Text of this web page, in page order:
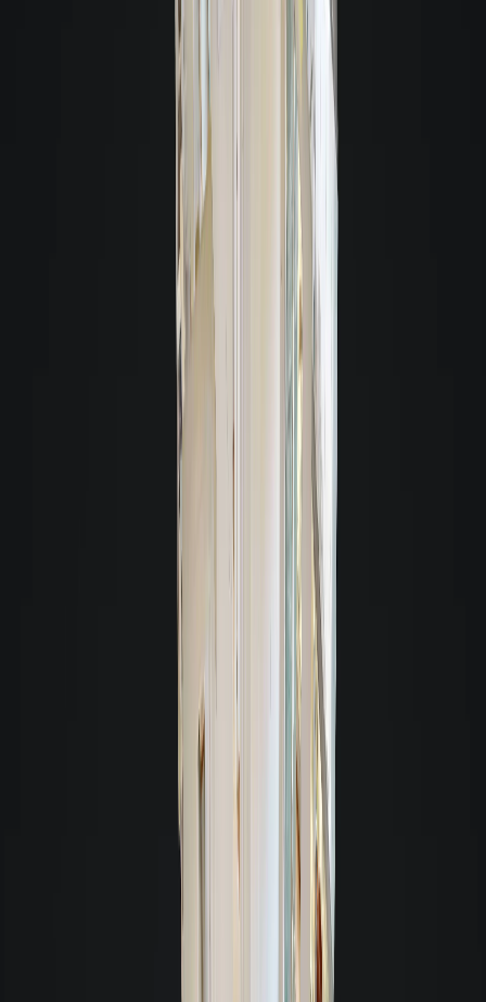
A melhor garantia para você alugar
A melhor garantia para você alugar
Aluguel fácil e rápido por cartão de crédito, seguro fiança ou titulo de
É uma ferramenta de locação inovadora que
descomplica o processo de alugar um imóvel, sem pedir fiador.
Segurança e agilidade na locação, sem
Saiba mais
É uma reserva financeira com valor definido, usada
como garantia no processo de locação de um imóvel, sem precisar de fiador.
Garantia de aluguel inovadora, desenvolvida com
instituições de referência, que une rentabilidade, segurança e flexibilidade!
Muito além do título de capitalização e da caução.
Fiador que tenha imóvel, renda média comprovada de
três vezes o valor do aluguel, e pode incluir mais pessoas para compor renda.